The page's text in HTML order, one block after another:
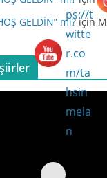
GELDİN” mi?için